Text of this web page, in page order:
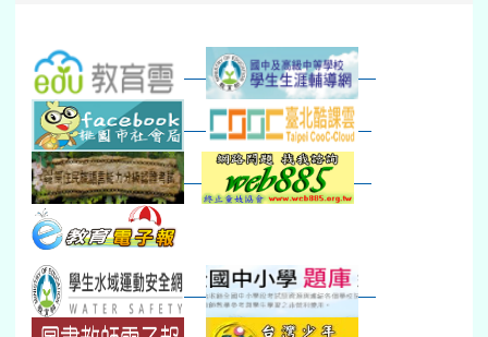
新生智力測驗補測(...
下午-新進教師研習
教師備課會議
新生訓練(整天)新生訓練(~12:00)
下午-校務會議14:00-
八九年級返校8-9
防災演練工作分配及...
30 31 2 3
本週_健康檢查週各班器材負責人訓練
發放班級書箱及晨讀...
技藝教育學程說明會...
12:30幹部訓練七年級新生健檢
本週_友善校園週收學生證、換補教科...
本週_圖書館開放借...
開學日
第一週
超額比序暨免試入學...